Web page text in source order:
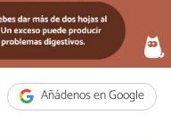
Añádenos en Google